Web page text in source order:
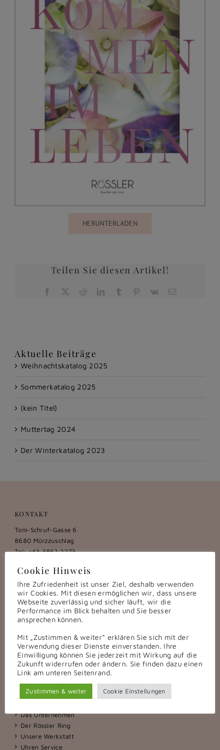
HERUNTERLADEN
Teilen Sie diesen Artikel!
Facebook RedditLinkedInTumblr PinterestVk
E-
Aktuelle Beiträge
Weihnachtskatalog 2025
Sommerkatalog 2025
(kein Titel)
Muttertag 2024
Der Winterkatalog 2023
KONTAKT
Toni-Schruf-Gasse 6
8680 Mürzzuschlag
Tel: +43 3852 2273
ÖFFNUNGSZEITEN:
Montag bis Freitag:
9:00 – 12:00 u. 15:00 – 17:00
Samstag:
9:00 – 12:00
Termine nach Absprache auch außerhalb der Geschäftszeiten
gerne möglich.
ÜBER UNS
Das Unternehmen
Der Rössler Ring
Unsere Werkstatt
Uhren Service
Cookie Hinweis
Ihre Zufriedenheit ist unser Ziel, deshalb verwenden
wir Cookies. Mit diesen ermöglichen wir, dass unsere
Webseite zuverlässig und sicher läuft, wir die
Performance im Blick behalten und Sie besser
ansprechen können.
Mit „Zustimmen & weiter“ erklären Sie sich mit der
Verwendung dieser Dienste einverstanden. Ihre
Einwilligung können Sie jederzeit mit Wirkung auf die
Zukunft widerrufen oder ändern. Sie finden dazu einen
Link am unteren Seitenrand.
Zustimmen & weiter Cookie Einstellungen